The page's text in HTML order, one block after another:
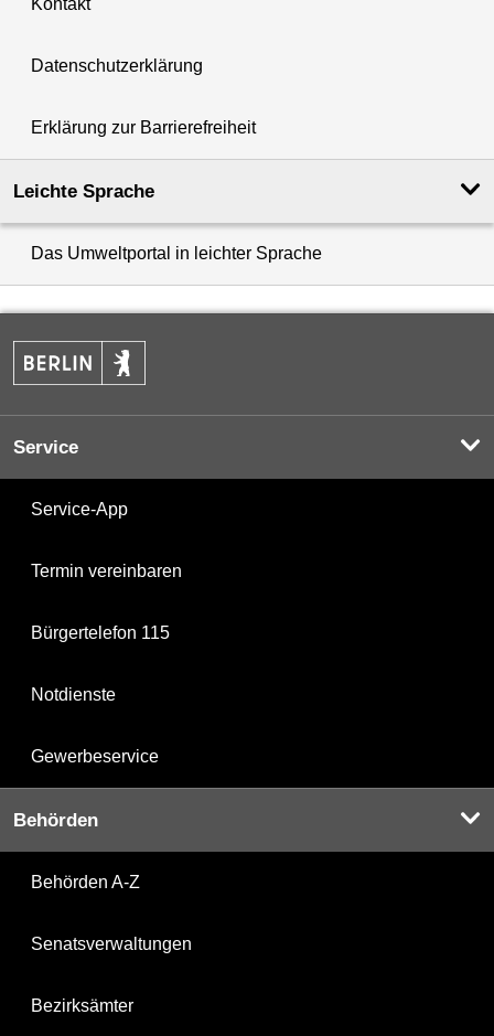
Datenschutzerklärung
Erklärung zur Barrierefreiheit
Leichte Sprache
Das Umweltportal in leichter Sprache
Service
Service-App
Termin vereinbaren
Bürgertelefon 115
Notdienste
Gewerbeservice
Behörden
Behörden A-Z
Senatsverwaltungen
Bezirksämter